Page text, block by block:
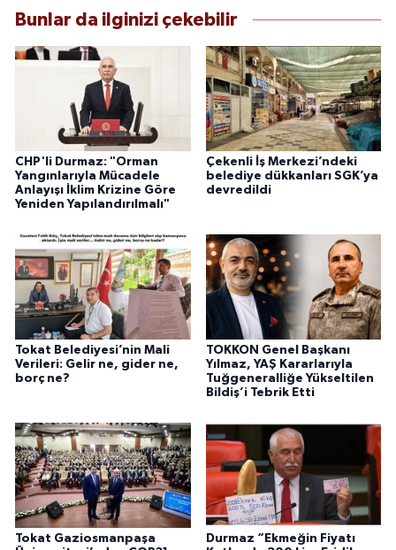
Bunlar da ilginizi çekebilir
CHP'li Durmaz: "Orman
Yangınlarıyla Mücadele
Anlayışı İklim Krizine Göre
Yeniden Yapılandırılmalı"
Çekenli İş Merkezi’ndeki
belediye dükkanları SGK’ya
devredildi
Tokat Belediyesi’nin Mali
Verileri: Gelir ne, gider ne,
borç ne?
TOKKON Genel Başkanı
Yılmaz, YAŞ Kararlarıyla
Tuğgeneralliğe Yükseltilen
Bildiş’i Tebrik Etti
Tokat Gaziosmanpaşa
Durmaz “Ekmeğin Fiyatı